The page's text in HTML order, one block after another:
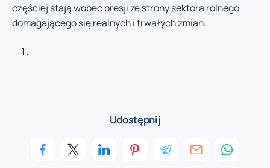
częściej stają wobec presji ze strony sektora rolnego
domagającego się realnych i trwałych zmian.
Udostępnij